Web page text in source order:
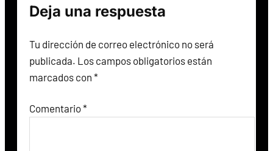
e
o
Deja una respuesta
Tu dirección de correo electrónico no será
publicada. Los campos obligatorios están
marcados con *
Comentario*